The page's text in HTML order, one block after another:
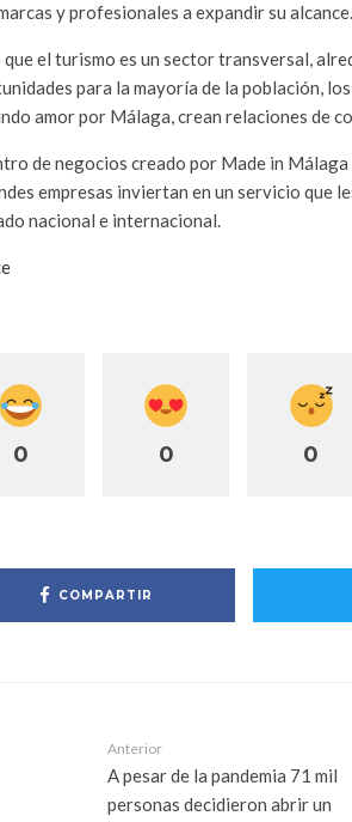
y profesionales a expandir su alcance.
que el turismo es un sector transversal,
para la mayoría de la población,
amor por Málaga, crean relaciones de
de negocios creado por Made in
empresas inviertan en un servicio que
nacional e internacional.
0 0 0
COMPARTIR
Anterior
A pesar de la pandemia 71 mil
personas decidieron abrir un